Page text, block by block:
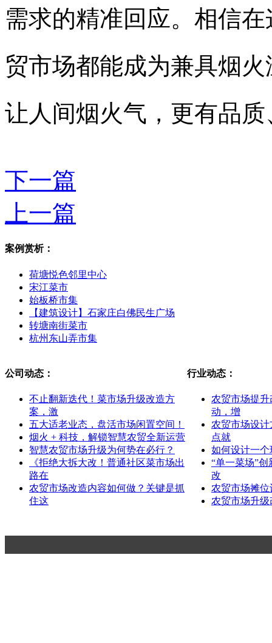
需求的精准回应。相信
贸市场都能成为兼具烟
让人间烟火气，更有品
下一篇
上一篇
案例赏析：
荷塘悦色邻里中心
宋江菜市
始板桥市集
【建筑设计】石家庄白佛民生广场
转塘南街菜市
杭州东山弄市集
公司动态：
不止翻新迭代！菜市场升级改造方
案，激
五大适老业态，盘活市场闲置空间！
烟火 + 科技，解锁智慧农贸全新运营
智慧农贸市场升级为何势在必行？
《拒绝大拆大改！普通社区菜市场出
路在
农贸市场改造内容如何做？关键是抓
住这
行业动态：
农贸市场提
动，增
农贸市场设
点就
如何设计一
“单一菜场”
改
农贸市场摊
农贸市场升